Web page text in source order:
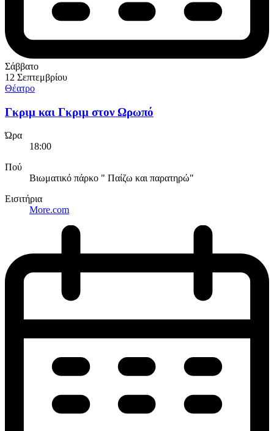
Σάββατο
12 Σεπτεμβρίου
Θέατρο
Γκριμ και Γκριμ στον Ωρωπό
Ώρα
18:00
Πού
Βιωματικό πάρκο " Παίζω και παρατηρώ"
Εισιτήρια
More.com